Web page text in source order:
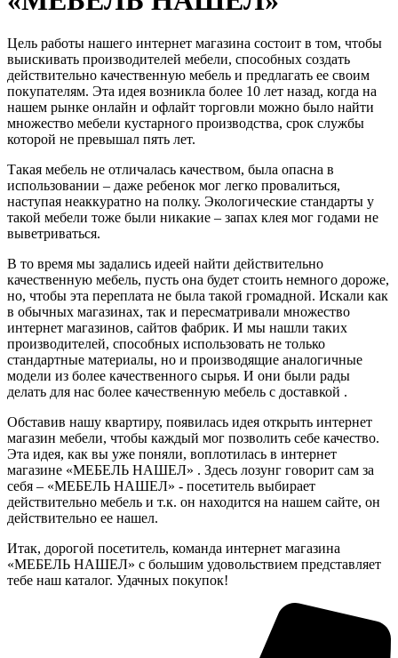
Цель работы нашего интернет магазина состоит в том, чтобы
выискивать производителей мебели, способных создать
действительно качественную мебель и предлагать ее своим
покупателям. Эта идея возникла более 10 лет назад, когда на
нашем рынке онлайн и офлайт торговли можно было найти
множество мебели кустарного производства, срок службы
которой не превышал пять лет.
Такая мебель не отличалась качеством, была опасна в
использовании – даже ребенок мог легко провалиться,
наступая неаккуратно на полку. Экологические стандарты у
такой мебели тоже были никакие – запах клея мог годами не
выветриваться.
В то время мы задались идеей найти действительно
качественную мебель, пусть она будет стоить немного дороже,
но, чтобы эта переплата не была такой громадной. Искали как
в обычных магазинах, так и пересматривали множество
интернет магазинов, сайтов фабрик. И мы нашли таких
производителей, способных использовать не только
стандартные материалы, но и производящие аналогичные
модели из более качественного сырья. И они были рады
делать для нас более качественную мебель с доставкой .
Обставив нашу квартиру, появилась идея открыть интернет
магазин мебели, чтобы каждый мог позволить себе качество.
Эта идея, как вы уже поняли, воплотилась в интернет
магазине «МЕБЕЛЬ НАШЕЛ» . Здесь лозунг говорит сам за
себя – «МЕБЕЛЬ НАШЕЛ» - посетитель выбирает
действительно мебель и т.к. он находится на нашем сайте, он
действительно ее нашел.
Итак, дорогой посетитель, команда интернет магазина
«МЕБЕЛЬ НАШЕЛ» с большим удовольствием представляет
тебе наш каталог. Удачных покупок!